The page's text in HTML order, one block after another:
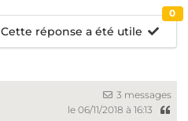
Cette réponse a été utile
0
3 messages
le 06/11/2018 à 16:13